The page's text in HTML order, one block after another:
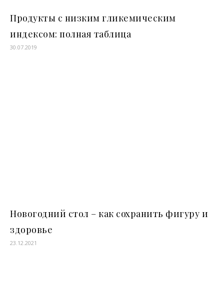
Продукты с низким гликемическим
индексом: полная таблица
30.07.2019
Новогодний стол – как сохранить фигуру и
здоровье
23.12.2021